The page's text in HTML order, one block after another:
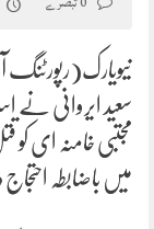
نیویارک(رپورٹنگ
سعید ایروانی نے
مجتبی خامنہ ای
میں باضابطہ